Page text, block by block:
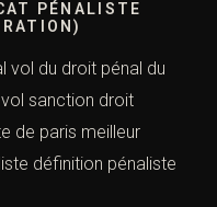
pénaliste grand
compétent droit
PÉNALISTE